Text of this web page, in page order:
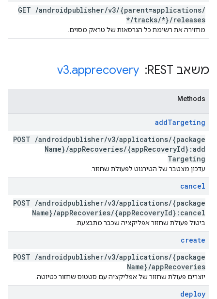
GET /androidpublisher/v3/{parent=applications/
*/tracks/*}/releases
מחזירה את רשימת כל הגרסאות של טראק מסוים.
משאב REST: ‏ v3.apprecovery
Methods
addTargeting
POST /androidpublisher/v3/applications/{package
Name}/appRecoveries/{appRecoveryId}:add
Targeting
עדכון מצטבר של הטירגוט לפעולת שחזור.
cancel
POST /androidpublisher/v3/applications/{package
Name}/appRecoveries/{appRecoveryId}:cancel
ביטול פעולת שחזור אפליקציה שכבר מתבצעת.
create
POST /androidpublisher/v3/applications/{package
Name}/appRecoveries
יוצרים פעולת שחזור של אפליקציה עם סטטוס שחזור כטיוטה.
deploy